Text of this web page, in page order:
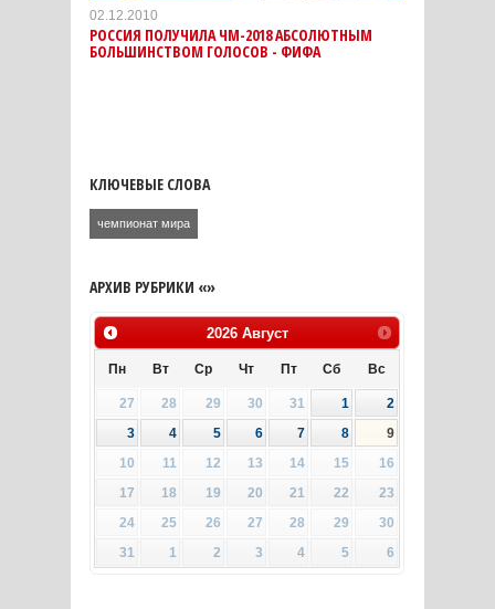
02.12.2010
РОССИЯ ПОЛУЧИЛА ЧМ-2018 АБСОЛЮТНЫМ
БОЛЬШИНСТВОМ ГОЛОСОВ - ФИФА
КЛЮЧЕВЫЕ СЛОВА
чемпионат мира
АРХИВ РУБРИКИ «»
2026 Август
Пн Вт Ср Чт Пт Сб Вс
27 28 29 30 31 1
2
3
4 5 6 7 8
9
10
11 12 13 14 15
16
17
18 19 20 21 22
23
24
25 26 27 28 29
30
31
1 2 3 4 5 6